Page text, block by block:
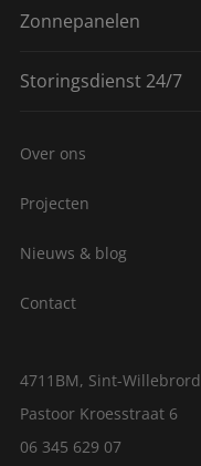
4711BM, Sint-Willebrord
Pastoor Kroesstraat 6
06 345 629 07
Zonnepanelen
Storingsdienst 24/7
Over ons
Projecten
Nieuws & blog
Contact